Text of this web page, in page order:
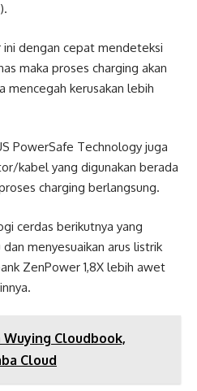
dengan cepat mendeteksi
maka proses charging akan
mencegah kerusakan lebih
PowerSafe Technology juga
kabel yang digunakan berada
charging berlangsung.
cerdas berikutnya yang
menyesuaikan arus listrik
ZenPower 1,8X lebih awet
Cloudbook,
Cloud